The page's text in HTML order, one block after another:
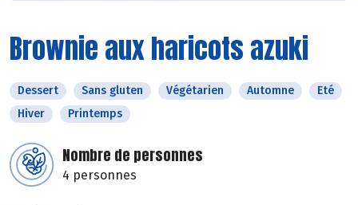
Brownie aux haricots azuki
Dessert Sans gluten Végétarien Automne
Eté
Hiver
Printemps
Nombre de personnes
4 personnes